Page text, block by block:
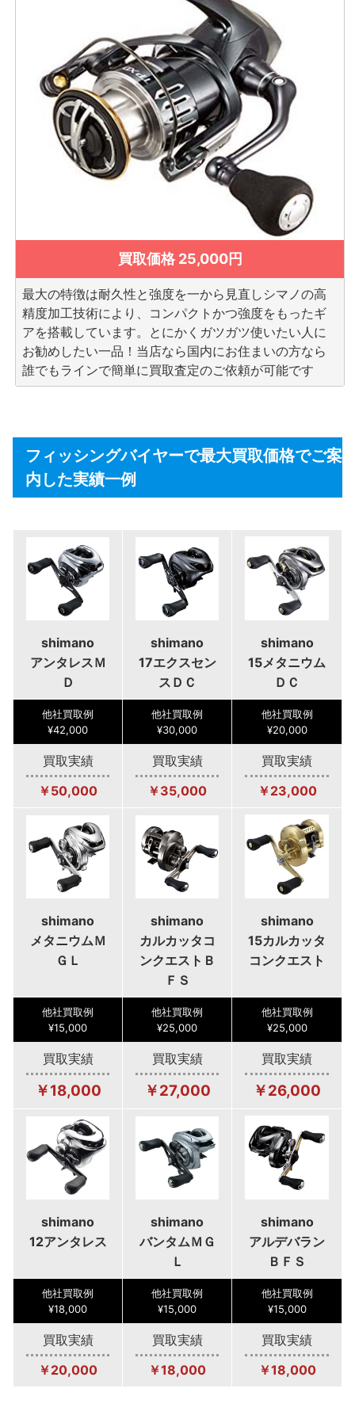
買取価格 25,000円
最大の特徴は耐久性と強度を一から見直しシマノの高
精度加工技術により、コンパクトかつ強度をもったギ
アを搭載しています。とにかくガツガツ使いたい人に
お勧めしたい一品！当店なら国内にお住まいの方なら
誰でもラインで簡単に買取査定のご依頼が可能です
フィッシングバイヤーで最大買取価格でご案
内した実績一例
shimano
アンタレスＭ
Ｄ
shimano
17エクスセン
スＤＣ
shimano
15メタニウム
ＤＣ
他社買取例
¥42,000
他社買取例
¥30,000
他社買取例
¥20,000
買取実績
￥50,000
買取実績
￥35,000
買取実績
￥23,000
shimano
メタニウムＭ
ＧＬ
shimano
カルカッタコ
ンクエストＢ
ＦＳ
shimano
15カルカッタ
コンクエスト
他社買取例
¥15,000
他社買取例
¥25,000
他社買取例
¥25,000
買取実績
￥18,000
買取実績
￥27,000
買取実績
￥26,000
shimano
12アンタレス
shimano
バンタムＭＧ
Ｌ
shimano
アルデバラン
ＢＦＳ
他社買取例
¥18,000
他社買取例
¥15,000
他社買取例
¥15,000
買取実績
￥20,000
買取実績
￥18,000
買取実績
￥18,000